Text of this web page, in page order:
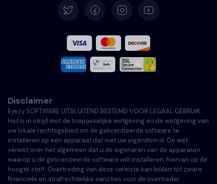
Italiaans
Portugees
Türkçe
Polski
Disclaimer
Eyezy SOFTWARE UITSLUITEND BESTEMD VOOR LEGAAL GEBRUIK.
Het is in strijd met de toepasselijke wetgeving en de wetgeving van
uw lokale rechtsgebied om de gelicentieerde software te
installeren op een apparaat dat niet uw eigendom is. De wet
vereist over het algemeen dat u de eigenaren van de apparaten
waarop u de gelicentieerde software wilt installeren, hiervan op de
hoogte stelt. Overtreding van deze vereiste kan leiden tot zware
financiële en strafrechtelijke sancties voor de overtreder.